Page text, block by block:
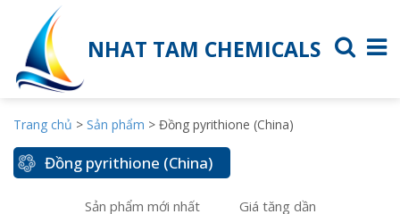
NHAT TAM CHEMICALS
Trang chủ > Sản phẩm > Đồng pyrithione (China)
Đồng pyrithione (China)
Sản phẩm mới nhất
Giá tăng dần